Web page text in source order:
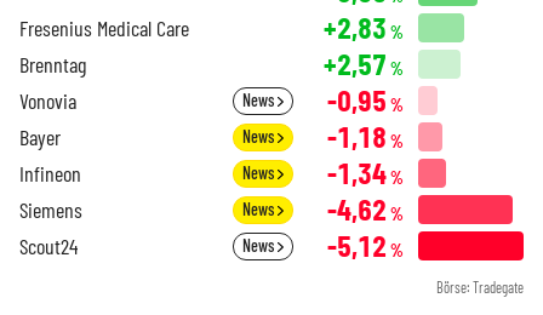
Fresenius Medical Care +2,83 %
Brenntag +2,57 %
Vonovia News -0,95 %
Bayer News -1,18 %
Infineon News -1,34%
Siemens News -4,62 %
Scout24 News -5,12 %
Börse: Tradegate